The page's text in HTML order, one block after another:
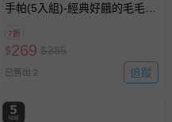
手帕(5入組)-經典好餓的毛毛
7折
$269 $385
已售出 2 追蹤